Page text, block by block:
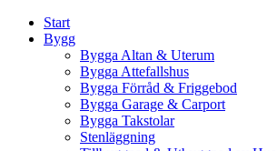
Start
Bygg
Bygga Altan & Uterum
Bygga Attefallshus
Bygga Förråd & Friggebod
Bygga Garage & Carport
Bygga Takstolar
Stenläggning